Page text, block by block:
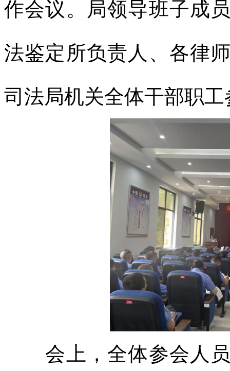
作会议。局领导班子成
法鉴定所负责人、各律
司法局机关全体干部职
会上，全体参会人员